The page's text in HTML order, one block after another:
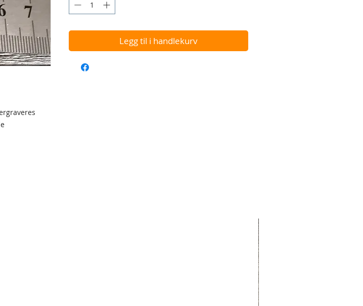
Legg til i handlekurv